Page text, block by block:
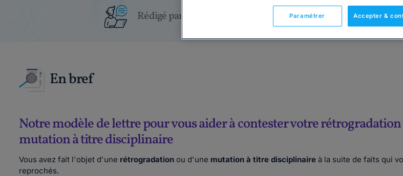
Rédigé par un juriste Prêt à l'emploi
En bref
Notre modèle de lettre pour vous aider à contester votre
mutation à titre disciplinaire
Vous avez fait l'objet d'une rétrogradation ou d'une mutation à titre disciplinaire à la suite de faits qui
reprochés.
Accepter &
Paramétrer